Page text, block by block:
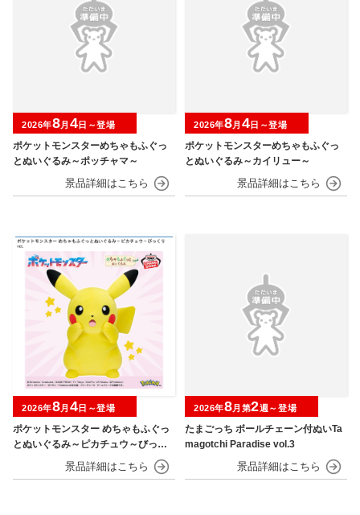
ポケットモンスターめちゃもふぐっ
とぬいぐるみ～ポッチャマ～
2026年8月 4日～登場
ポケットモンスターめちゃもふぐっ
とぬいぐるみ～カイリュー～
2026年8月 4日～登場
ポケットモンスター めちゃもふぐっ
とぬいぐるみ～ピカチュウ～びっく
2026年8月 4 日～登場
たまごっち ボールチェーン付ぬいTa
magotchi Paradise vol.3
2026年8月第2週～登場